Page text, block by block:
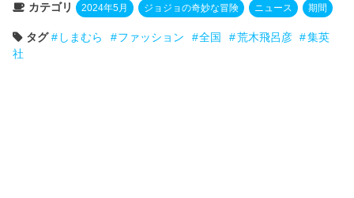
カテゴリ 2024年5月 ジョジョの奇妙な冒険 ニュース 期間
タグ しまむら ファッション 全国 荒木飛呂彦
集英
社